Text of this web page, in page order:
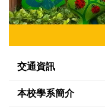
交通資訊
本校學系簡介